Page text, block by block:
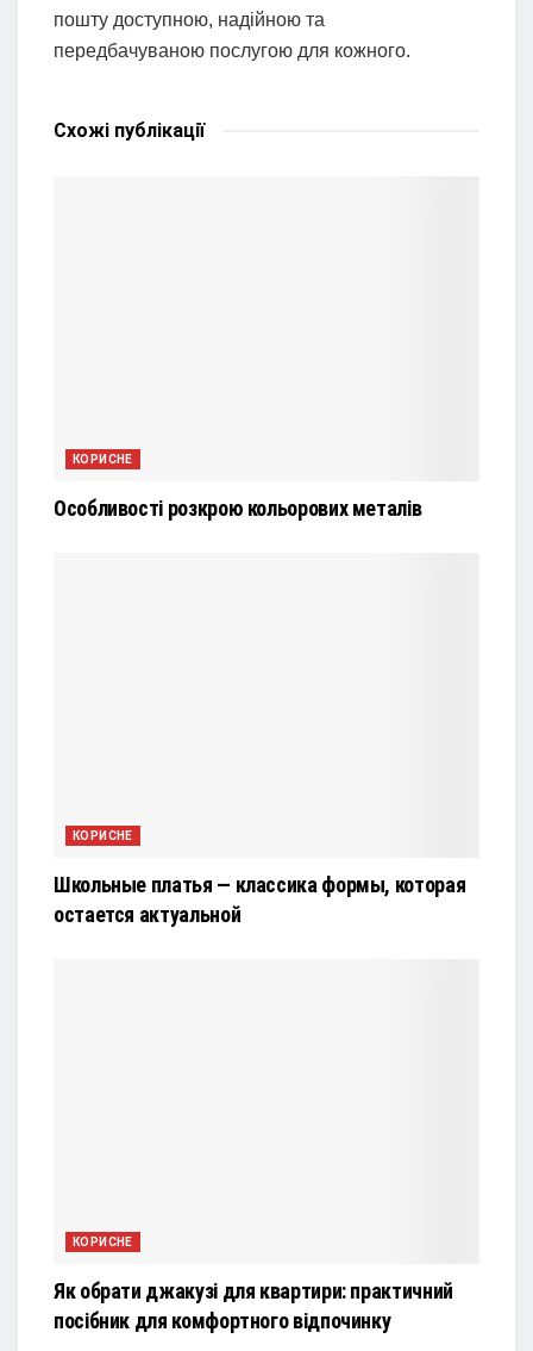
пошту доступною, надійною та
передбачуваною послугою для кожного.
Схожі публікації
КОРИСНЕ
Особливості розкрою кольорових металів
КОРИСНЕ
Школьные платья — классика формы, которая
остается актуальной
КОРИСНЕ
Як обрати джакузі для квартири: практичний
посібник для комфортного відпочинку